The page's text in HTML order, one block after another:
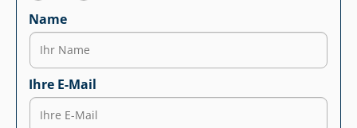
Name
Ihre E-Mail